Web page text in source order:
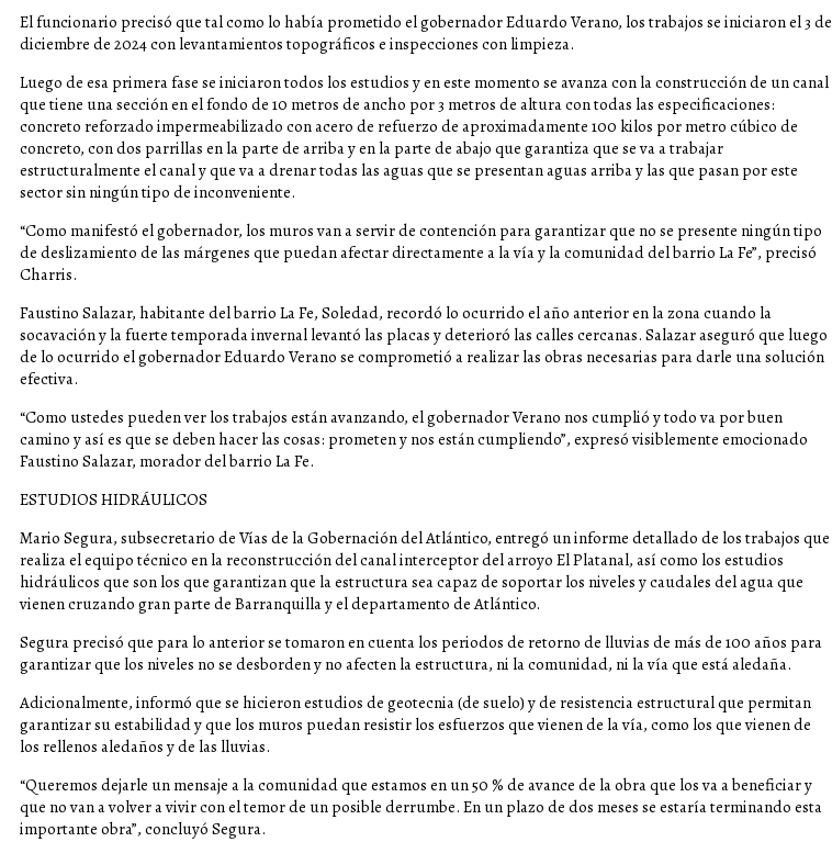
El funcionario precisó que tal como lo había prometido el gobernador Eduardo Verano, los trabajos se iniciaron el 3 de
diciembre de 2024 con levantamientos topográficos e inspecciones con limpieza.
Luego de esa primera fase se iniciaron todos los estudios y en este momento se avanza con la construcción de un canal
que tiene una sección en el fondo de 10 metros de ancho por 3 metros de altura con todas las especificaciones:
concreto reforzado impermeabilizado con acero de refuerzo de aproximadamente 100 kilos por metro cúbico de
concreto, con dos parrillas en la parte de arriba y en la parte de abajo que garantiza que se va a trabajar
estructuralmente el canal y que va a drenar todas las aguas que se presentan aguas arriba y las que pasan por este
sector sin ningún tipo de inconveniente.
“Como manifestó el gobernador, los muros van a servir de contención para garantizar que no se presente ningún tipo
de deslizamiento de las márgenes que puedan afectar directamente a la vía y la comunidad del barrio La Fe”, precisó
Charris.
Faustino Salazar, habitante del barrio La Fe, Soledad, recordó lo ocurrido el año anterior en la zona cuando la
socavación y la fuerte temporada invernal levantó las placas y deterioró las calles cercanas. Salazar aseguró que luego
de lo ocurrido el gobernador Eduardo Verano se comprometió a realizar las obras necesarias para darle una solución
efectiva.
“Como ustedes pueden ver los trabajos están avanzando, el gobernador Verano nos cumplió y todo va por buen
camino y así es que se deben hacer las cosas: prometen y nos están cumpliendo”, expresó visiblemente emocionado
Faustino Salazar, morador del barrio La Fe.
ESTUDIOS HIDRÁULICOS
Mario Segura, subsecretario de Vías de la Gobernación del Atlántico, entregó un informe detallado de los trabajos que
realiza el equipo técnico en la reconstrucción del canal interceptor del arroyo El Platanal, así como los estudios
hidráulicos que son los que garantizan que la estructura sea capaz de soportar los niveles y caudales del agua que
vienen cruzando gran parte de Barranquilla y el departamento de Atlántico.
Segura precisó que para lo anterior se tomaron en cuenta los periodos de retorno de lluvias de más de 100 años para
garantizar que los niveles no se desborden y no afecten la estructura, ni la comunidad, ni la vía que está aledaña.
Adicionalmente, informó que se hicieron estudios de geotecnia (de suelo) y de resistencia estructural que permitan
garantizar su estabilidad y que los muros puedan resistir los esfuerzos que vienen de la vía, como los que vienen de
los rellenos aledaños y de las lluvias.
“Queremos dejarle un mensaje a la comunidad que estamos en un 50 % de avance de la obra que los va a beneficiar y
que no van a volver a vivir con el temor de un posible derrumbe. En un plazo de dos meses se estaría terminando esta
importante obra”, concluyó Segura.